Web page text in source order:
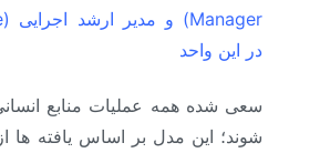
Manager) و مدیر ارشد اجرایی (
در این واحد
سعی شده همه عملیات منابع